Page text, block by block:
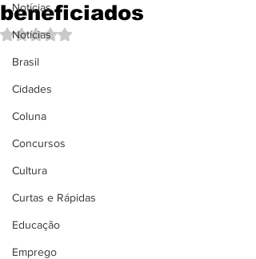
Notícias
Notícias
Brasil
Cidades
Coluna
Concursos
Cultura
Curtas e Rápidas
Educação
Emprego
beneficiados
Avaliado com NaN de 5 estrelas.